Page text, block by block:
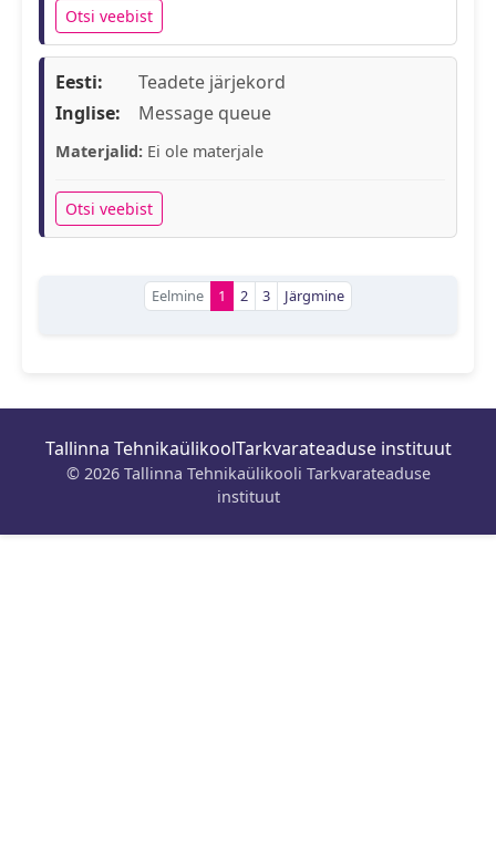
Otsi veebist
Eesti:
Teadete järjekord
Inglise:
Message queue
Materjalid: Ei ole materjale
Otsi veebist
Eelmine 1 2 3 Järgmine
Tallinna TehnikaülikoolTarkvarateaduse instituut
© 2026 Tallinna Tehnikaülikooli Tarkvarateaduse
instituut